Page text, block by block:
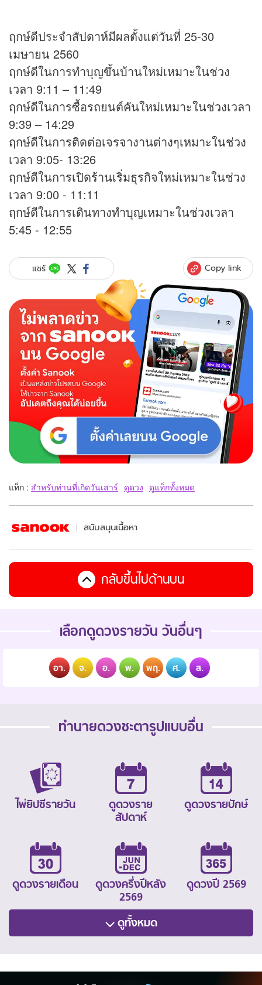
ฤกษ์ดีประจำสัปดาห์มีผลตั้งแต่วันที่ 25-30
เมษายน 2560
ฤกษ์ดีในการทำบุญขึ้นบ้านใหม่เหมาะในช่วง
เวลา 9:11 – 11:49
ฤกษ์ดีในการซื้อรถยนต์คันใหม่เหมาะในช่วงเวลา
9:39 – 14:29
ฤกษ์ดีในการติดต่อเจรจางานต่างๆเหมาะในช่วง
เวลา 9:05- 13:26
ฤกษ์ดีในการเปิดร้านเริ่มธุรกิจใหม่เหมาะในช่วง
เวลา 9:00 - 11:11
ฤกษ์ดีในการเดินทางทำบุญเหมาะในช่วงเวลา
5:45 - 12:55
แชร์ Copy link
แท็ก : สำหรับท่านที่เกิดวันเสาร์ ดูดวง ดูแท็กทั้งหมด
สนับสนุนเนื้อหา
กลับขึ้นไปด้านบน
เลือกดูดวงรายวัน วันอื่นๆ
อา. จ. อ. พ. พฤ. ศ. ส.
ทำนายดวงชะตารูปแบบอื่น
ไพ่ยิปซีรายวัน
ดูดวงราย
สัปดาห์
ดูดวงรายปักษ์
ดูดวงรายเดือน
ดูดวงครึ่งปีหลัง
2569
ดูดวงปี 2569
ดูทั้งหมด